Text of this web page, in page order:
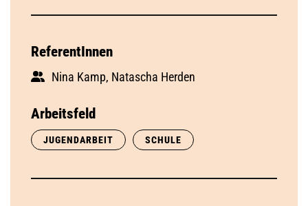
ReferentInnen
Nina Kamp, Natascha Herden
Arbeitsfeld
JUGENDARBEIT SCHULE